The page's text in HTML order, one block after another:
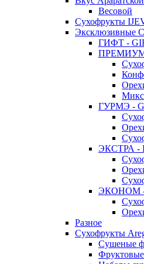
Весовой
Сухофрукты
Эксклюзивные
ГИФТ -
ПРЕМИУМ
Микс
ГУРМЭ -
ЭКСТРА -
ЭКОНОМ -
Разное
Сухофрукты
Сушеные